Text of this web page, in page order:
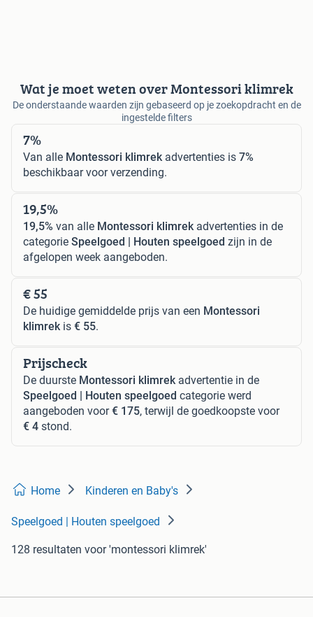
Wat je moet weten over Montessori klimrek
De onderstaande waarden zijn gebaseerd op je zoekopdracht en de
ingestelde filters
7%
Van alle Montessori klimrekadvertenties is 7%
beschikbaar voor verzending.
19,5%
19,5% van alle Montessori klimrekadvertenties in de
categorie Speelgoed | Houten speelgoed zijn in de
afgelopen week aangeboden.
€ 55
De huidige gemiddelde prijs van een Montessori
klimrekis € 55.
Prijscheck
De duurste Montessori klimrekadvertentie in de
Speelgoed | Houten speelgoed categorie werd
aangeboden voor€ 175, terwijl de goedkoopste voor
€ 4 stond.
Home Kinderen en Baby's
Speelgoed | Houten speelgoed
128 resultaten voor 'montessori klimrek'